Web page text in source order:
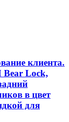
клиента.
Bear Lock,
в цвет
для